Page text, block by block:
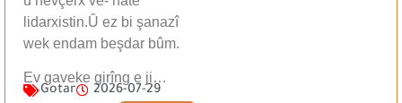
lidarxistin.Û ez bi şanazî
wek endam beşdar bûm.
Ev gaveke girîng e ji…
Gotar 2026-07-29